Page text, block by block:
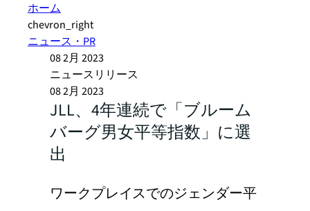
ホーム
chevron_right
ニュース・PR
08 2月 2023
ニュースリリース
08 2月 2023
JLL、4年連続で「ブルーム
バーグ男女平等指数」に選
出
ワークプレイスでのジェンダー平